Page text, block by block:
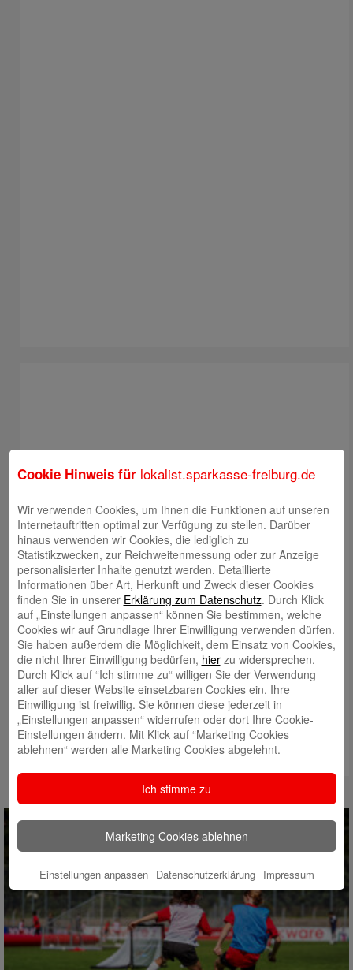
Cookie Hinweis für lokalist.sparkasse-freiburg.de
Wir verwenden Cookies, um Ihnen die Funktionen auf unseren
Internetauftritten optimal zur Verfügung zu stellen. Darüber
hinaus verwenden wir Cookies, die lediglich zu
Statistikzwecken, zur Reichweitenmessung oder zur Anzeige
personalisierter Inhalte genutzt werden. Detaillierte
Informationen über Art, Herkunft und Zweck dieser Cookies
finden Sie in unserer Erklärung zum Datenschutz. Durch Klick
auf „Einstellungen anpassen“ können Sie bestimmen, welche
Cookies wir auf Grundlage Ihrer Einwilligung verwenden dürfen.
Sie haben außerdem die Möglichkeit, dem Einsatz von Cookies,
die nicht Ihrer Einwilligung bedürfen, hierzu widersprechen.
Durch Klick auf “Ich stimme zu“ willigen Sie der Verwendung
aller auf dieser Website einsetzbaren Cookies ein. Ihre
Einwilligung ist freiwillig. Sie können diese jederzeit in
„Einstellungen anpassen“ widerrufen oder dort Ihre Cookie-
Einstellungen ändern. Mit Klick auf “Marketing Cookies
ablehnen“ werden alle Marketing Cookies abgelehnt.
Ich stimme zu
Marketing Cookies ablehnen
Einstellungen anpassen Datenschutzerklärung Impressum